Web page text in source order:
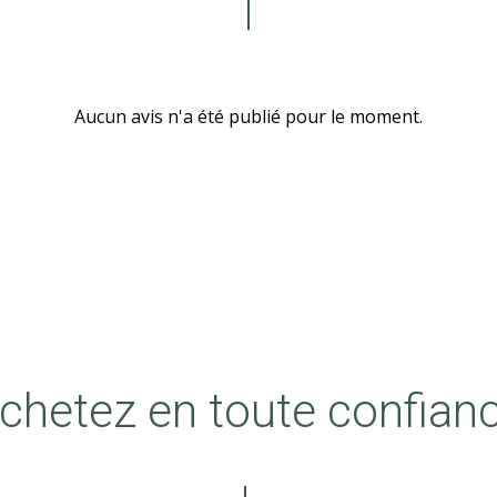
Aucun avis n'a été publié pour le moment.
en toute